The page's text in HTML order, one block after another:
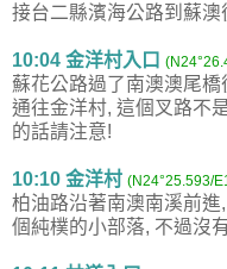
接台二縣濱海公路到蘇
10:04 金洋村入口
蘇花公路過了南澳澳尾
通往金洋村, 這個叉路不
的話請注意!
10:10 金洋村 (N24°25.593/
柏油路沿著南澳南溪前
個純樸的小部落, 不過沒